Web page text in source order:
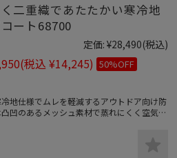
二重織であたたかい寒冷地
ート68700
定価: ¥28,490(税込)
(税込 ¥14,245) 50%OFF
地仕様でムレを軽減するアウトドア向け防
凹のあるメッシュ素材で蒸れにくく空気層